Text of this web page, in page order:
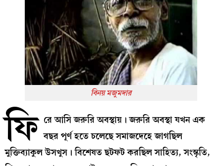
বিনয় মজুমদার
ফি রে আসি জরুরি অবস্থায়। জরুরি অবস্থা যখন এক
বছর পূর্ণ হতে চলেছে সমাজদেহে জাগছিল
মুক্তিব‍্যাকুল উসখুস। বিশেষত ছটফট করছিল সাহিত‍্য, সংস্কৃতি,